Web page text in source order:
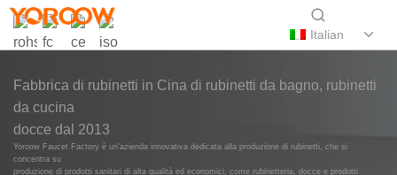
Italian
Fabbrica di rubinetti in Cina di rubinetti da bagno, rubinetti
da cucina
docce dal 2013
Yoroow Faucet Factory è un'azienda innovativa dedicata alla produzione di rubinetti, che si
concentra su
produzione di prodotti sanitari di alta qualità ed economici, come rubinetteria, docce e prodotti